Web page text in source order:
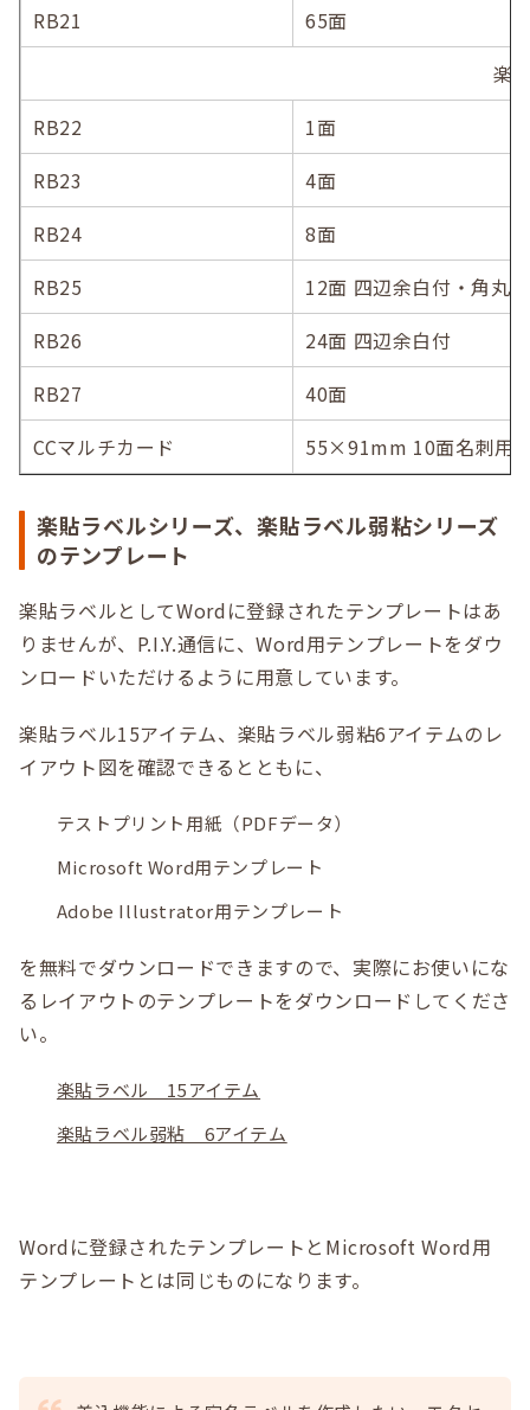
RB21
65面
楽
RB22
1面
RB23
4面
RB24
8面
RB25
12面 四辺余白付・角丸
RB26
24面 四辺余白付
RB27
40面
CCマルチカード
55×91mm 10面名刺用
楽貼ラベルシリーズ、楽貼ラベル弱粘シリーズ
のテンプレート
楽貼ラベルとしてWordに登録されたテンプレートはあ
りませんが、P.I.Y.通信に、Word用テンプレートをダウ
ンロードいただけるように用意しています。
楽貼ラベル15アイテム、楽貼ラベル弱粘6アイテムのレ
イアウト図を確認できるとともに、
テストプリント用紙（PDFデータ）
Microsoft Word用テンプレート
Adobe Illustrator用テンプレート
を無料でダウンロードできますので、実際にお使いにな
るレイアウトのテンプレートをダウンロードしてくださ
い。
楽貼ラベル 15アイテム
楽貼ラベル弱粘 6アイテム
Wordに登録されたテンプレートとMicrosoft Word用
テンプレートとは同じものになります。